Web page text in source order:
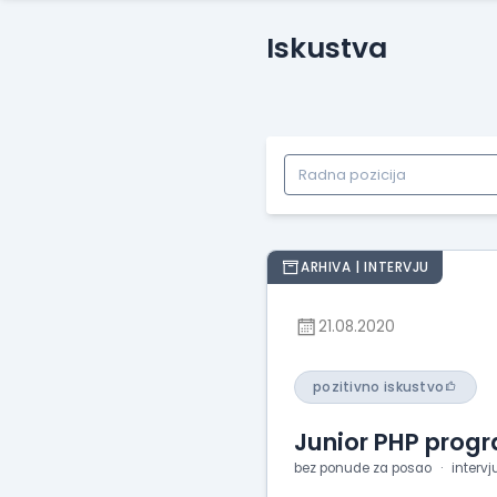
Iskustva
ARHIVA | INTERVJU
21.08.2020
pozitivno iskustvo
Junior PHP
bez ponude za posao